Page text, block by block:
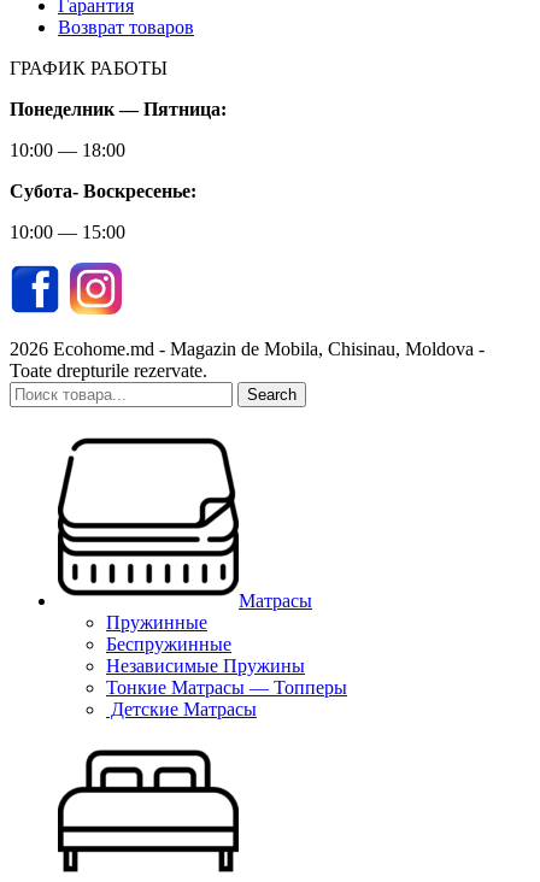
Гарантия
Возврат товаров
ГРАФИК РАБОТЫ
Понеделник — Пятница:
10:00 — 18:00
Субота- Воскресенье:
10:00 — 15:00
2026 Ecohome.md - Magazin de Mobila, Chisinau, Moldova -
Toate drepturile rezervate.
Search
Матрасы
Пружинные
Беспружинные
Независимые Пружины
Тонкие Матрасы — Топперы
Детские Матрасы